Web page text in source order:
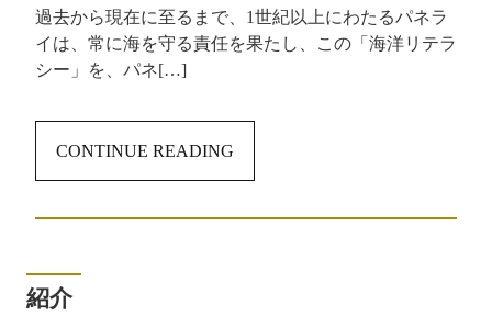
過去から現在に至るまで、1世紀以上にわたるパネラ
イは、常に海を守る責任を果たし、この「海洋リテラ
シー」を、パネ[…]
CONTINUE READING
紹介